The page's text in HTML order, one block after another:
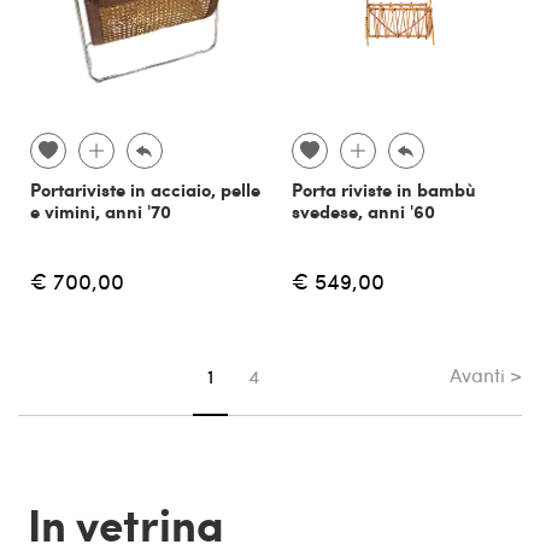
Portariviste in acciaio, pelle
e vimini, anni '70
€ 700,00
Porta riviste in bambù
svedese, anni '60
€ 549,00
Sei su pagina
1 4 Avanti >
In vetrina